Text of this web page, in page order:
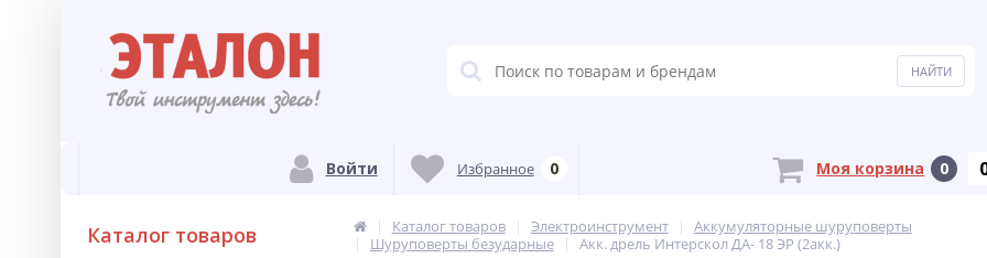
Войти Избранное 0 Моя корзина 0
Каталог товаров Каталог товаров Электроинструмент
Аккумуляторные шуруповерты
Шуруповерты безударные
Акк. дрель Интерскол ДА- 18 ЭР (2акк.)